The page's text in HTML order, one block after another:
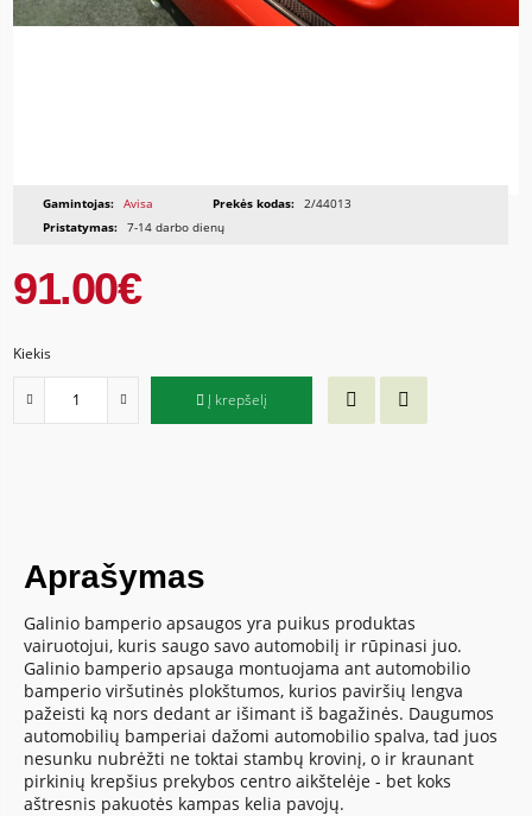
Gamintojas: Avisa Prekės kodas: 2/44013
Pristatymas: 7-14 darbo dienų
91.00€
Kiekis
Į krepšelį
Aprašymas
Galinio bamperio apsaugos yra puikus produktas
vairuotojui, kuris saugo savo automobilį ir rūpinasi juo.
Galinio bamperio apsauga montuojama ant automobilio
bamperio viršutinės plokštumos, kurios paviršių lengva
pažeisti ką nors dedant ar išimant iš bagažinės. Daugumos
automobilių bamperiai dažomi automobilio spalva, tad juos
nesunku nubrėžti ne toktai stambų krovinį, o ir kraunant
pirkinių krepšius prekybos centro aikštelėje - bet koks
aštresnis pakuotės kampas kelia pavojų.